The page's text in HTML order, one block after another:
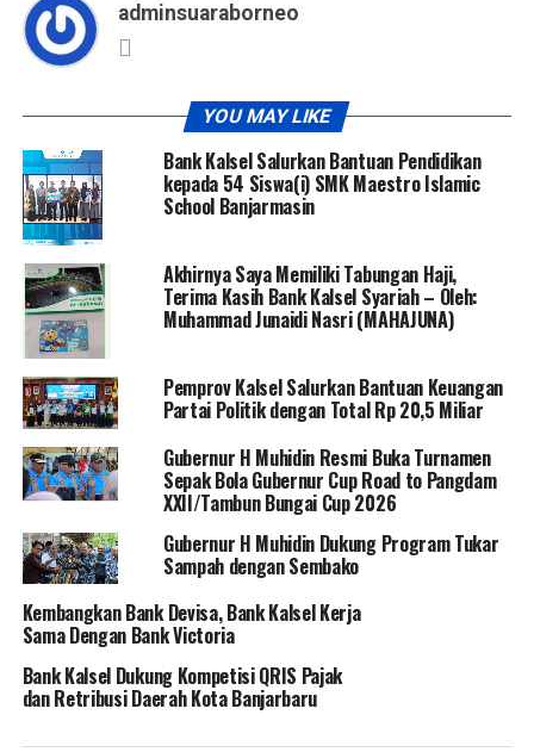
adminsuaraborneo
YOU MAY LIKE
Bank Kalsel Salurkan Bantuan Pendidikan
kepada 54 Siswa(i) SMK Maestro Islamic
School Banjarmasin
Akhirnya Saya Memiliki Tabungan Haji,
Terima Kasih Bank Kalsel Syariah – Oleh:
Muhammad Junaidi Nasri (MAHAJUNA)
Pemprov Kalsel Salurkan Bantuan Keuangan
Partai Politik dengan Total Rp 20,5 Miliar
Gubernur H Muhidin Resmi Buka Turnamen
Sepak Bola Gubernur Cup Road to Pangdam
XXII/Tambun Bungai Cup 2026
Gubernur H Muhidin Dukung Program Tukar
Sampah dengan Sembako
Kembangkan Bank Devisa, Bank Kalsel Kerja
Sama Dengan Bank Victoria
Bank Kalsel Dukung Kompetisi QRIS Pajak
dan Retribusi Daerah Kota Banjarbaru